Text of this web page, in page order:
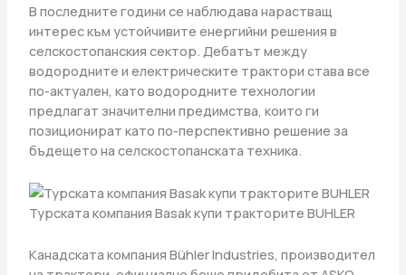
В последните години се наблюдава нарастващ
интерес към устойчивите енергийни решения в
селскостопанския сектор. Дебатът между
водородните и електрическите трактори става все
по-актуален, като водородните технологии
предлагат значителни предимства, които ги
позиционират като по-перспективно решение за
бъдещето на селскостопанската техника.
Турската компания Basak купи тракторите BUHLER
Канадската компания Bühler Industries, производител